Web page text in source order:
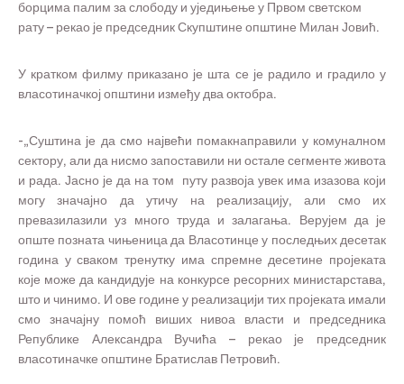
борцима палим за слободу и уједињење у Првом светском
рату – рекао је председник Скупштине општине Милан Јовић.
У кратком филму приказано је шта се је радило и градило у
власотиначкој општини између два октобра.
-„Суштина је да смо највећи помакнаправили у комуналном
сектору, али да нисмо запоставили ни остале сегменте живота
и рада. Јасно је да на том путу развоја увек има изазова који
могу значајно да утичу на реализацију, али смо их
превазилазили уз много труда и залагања. Верујем да је
опште позната чињеница да Власотинце у последњих десетак
година у сваком тренутку има спремне десетине пројеката
које може да кандидује на конкурсе ресорних министарстава,
што и чинимо. И ове године у реализацији тих пројеката имали
смо значајну помоћ виших нивоа власти и председника
Републике Александра Вучића – рекао је председник
власотиначке општине Братислав Петровић.